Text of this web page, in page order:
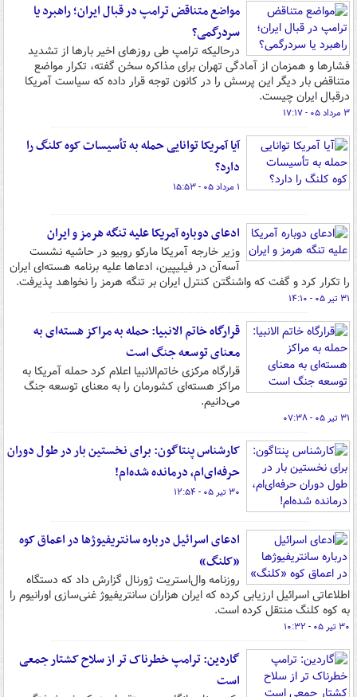
مواضع متناقض ترامپ در قبال ایران؛ راهبرد یا
سردرگمی؟
درحالیکه ترامپ طی روزهای اخیر بارها از تشدید
فشارها و همزمان از آمادگی تهران برای مذاکره سخن گفته، تکرار مواضع
متناقض بار دیگر این پرسش را در کانون توجه قرار داده که سیاست آمریکا
درقبال ایران چیست.
۳ مرداد ۰۵ - ۱۷:۱۷
آیا آمریکا توانایی حمله به تأسیسات کوه کلنگ را
دارد؟
۱ مرداد ۰۵ - ۱۵:۵۳
ادعای دوباره آمریکا علیه تنگه هرمز و ایران
وزیر خارجه آمریکا مارکو روبیو در حاشیه نشست
آسه‌آن در فیلیپین، ادعاها علیه برنامه هسته‌ای ایران
را تکرار کرد و گفت که واشنگتن کنترل ایران بر تنگه هرمز را نخواهد پذیرفت.
۳۱ تیر ۰۵ - ۱۴:۱۰
قرارگاه خاتم الانبیا: حمله به مراکز هسته‌ای به
معنای توسعه جنگ است
قرارگاه مرکزی خاتم‌الانبیا اعلام کرد حمله آمریکا به
مراکز هسته‌ای کشورمان را به معنای توسعه جنگ
می‌دانیم.
۳۱ تیر ۰۵ - ۰۷:۳۸
کارشناس پنتاگون: برای نخستین بار در طول دوران
حرفه‌ای‌ام، درمانده شده‌ام!
۳۰ تیر ۰۵ - ۱۲:۵۴
ادعای اسرائیل درباره سانتریفیوژها در اعماق کوه
«کلنگ»
روزنامه وال‌استریت ژورنال گزارش داد که دستگاه
اطلاعاتی اسرائیل ارزیابی کرده که ایران هزاران سانتریفیوژ غنی‌سازی اورانیوم را
به کوه کلنگ منتقل کرده است.
۳۰ تیر ۰۵ - ۱۰:۳۲
گاردین: ترامپ خطرناک تر از سلاح کشتار جمعی
است